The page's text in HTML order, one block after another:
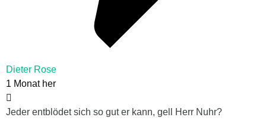
Dieter Rose
1 Monat her
Jeder entblödet sich so gut er kann, gell Herr Nuhr?